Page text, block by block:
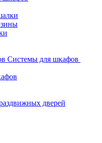
Системы для шкафов
дверей